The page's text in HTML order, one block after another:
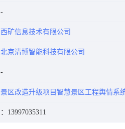
西矿信息技术有限公司
北京清博智能科技有限公司
景区改造升级项目智慧景区工程舆情系
：13997035311